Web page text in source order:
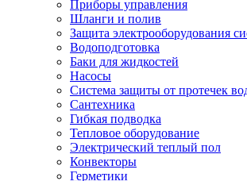
Приборы управления
Шланги и полив
Защита электрооборудования
Водоподготовка
Баки для жидкостей
Насосы
Система защиты от протечек
Сантехника
Гибкая подводка
Тепловое оборудование
Электрический теплый пол
Конвекторы
Герметики